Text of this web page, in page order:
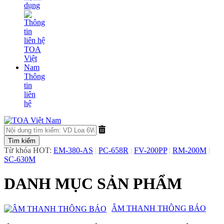
dụng
Thông
tin
liên
hệ
Từ khóa HOT: EM-380-AS | PC-658R | FV-200PP | RM-200M |
SC-630M
DANH MỤC SẢN PHẨM
​ÂM THANH THÔNG BÁO